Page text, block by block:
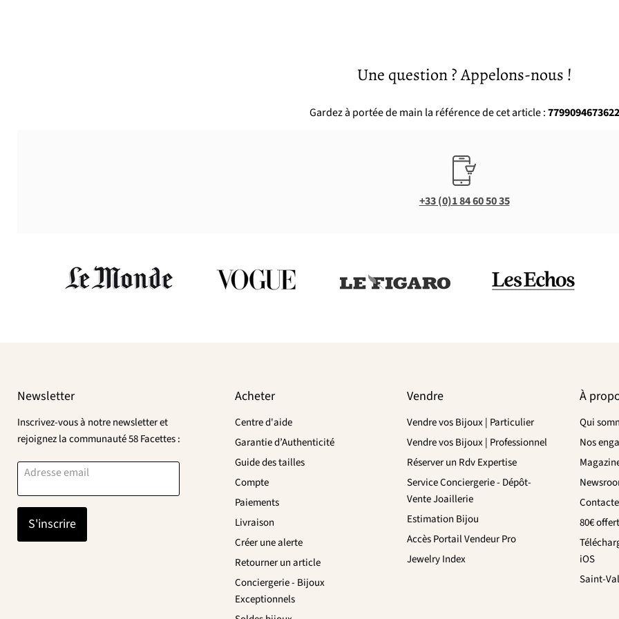
Une question ? Appelons-nous !
Gardez à portée de main la référence de cet article :7799094673622
+33 (0)1 84 60 50 35
Newsletter
Inscrivez-vous à notre newsletter et
rejoignez la communauté 58 Facettes :
Adresse email
S'inscrire
Acheter
Centre d'aide
Garantie d’Authenticité
Guide des tailles
Compte
Paiements
Livraison
Créer une alerte
Retourner un article
Conciergerie - Bijoux
Exceptionnels
Vendre
Vendre vos Bijoux | Particulier
Vendre vos Bijoux | Professionnel
Réserver un Rdv Expertise
Service Conciergerie - Dépôt-
Vente Joaillerie
Estimation Bijou
Accès Portail Vendeur Pro
Jewelry Index
À
Qui
Nos
80€
iOS
Saint-